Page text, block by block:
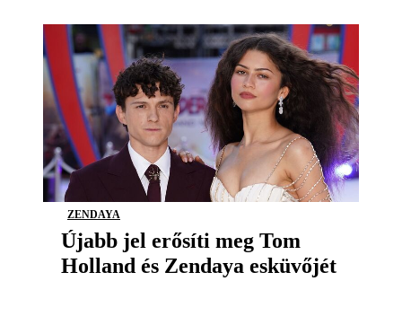
ZENDAYA
Újabb jel erősíti meg Tom
Holland és Zendaya esküvőjét